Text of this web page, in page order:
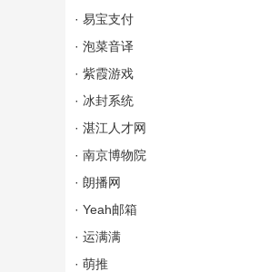
· 易宝支付
· 泡菜音译
· 紫霞游戏
· 冰封系统
· 湛江人才网
· 南京博物院
· 朗播网
· Yeah邮箱
· 运满满
· 萌推